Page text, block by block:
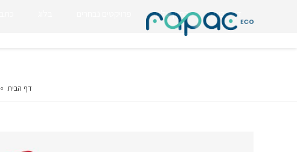
דף הבית החזון שלנו
דף הבית »